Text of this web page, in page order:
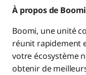
À propos de Boomi
Boomi, une unité
réunit rapidement
votre écosystème
obtenir de